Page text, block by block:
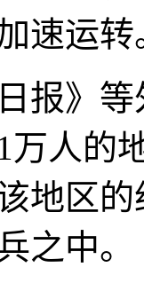
速运转
》等
万人的
地区
之中。